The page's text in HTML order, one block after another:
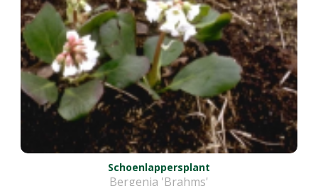
Schoenlappersplant
Bergenia 'Brahms'